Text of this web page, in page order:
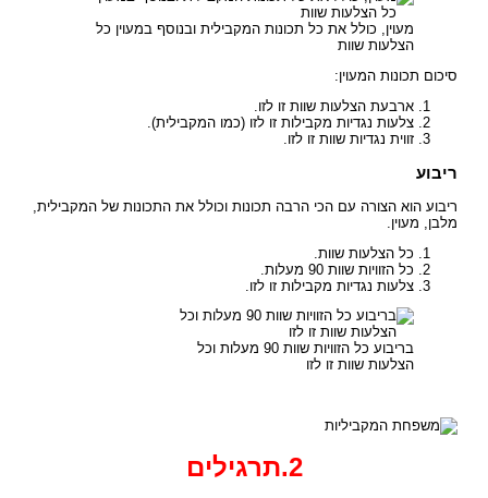
מעוין, כולל את כל תכונות המקבילית ובנוסף במעוין כל
הצלעות שוות
סיכום תכונות המעוין:
ארבעת הצלעות שוות זו לזו.
צלעות נגדיות מקבילות זו לזו (כמו המקבילית).
זווית נגדיות שוות זו לזו.
ריבוע
ריבוע הוא הצורה עם הכי הרבה תכונות וכולל את התכונות של המקבילית,
מלבן, מעוין.
כל הצלעות שוות.
כל הזוויות שוות 90 מעלות.
צלעות נגדיות מקבילות זו לזו.
בריבוע כל הזוויות שוות 90 מעלות וכל
הצלעות שוות זו לזו